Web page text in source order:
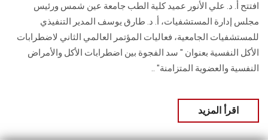
الزائـرون
سجل الان
افتتح أ. د. علي الأنور عميد كلية الطب جامعة عين شمس ورئيس
مجلس إدارة المستشفيات، أ. د. طارق يوسف المدير التنفيذي
للمستشفيات الجامعية، فعاليات المؤتمر العالمي الثاني لاضطرابات
الأكل النفسية بعنوان " سد الفجوة بين اضطرابات الأكل والأمراض
النفسية والعضوية المتزامنة" ..
اقرأ المزيد